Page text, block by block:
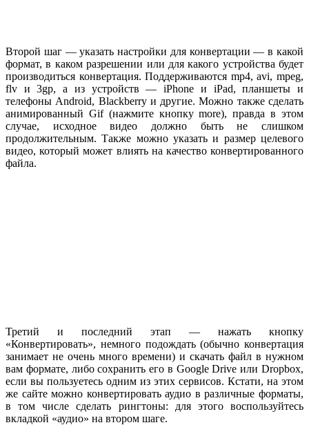
Второй шаг — указать настройки для конвертации — в какой
формат, в каком разрешении или для какого устройства будет
производиться конвертация. Поддерживаются mp4, avi, mpeg,
flv и 3gp, а из устройств — iPhone и iPad, планшеты и
телефоны Android, Blackberry и другие. Можно также сделать
анимированный Gif (нажмите кнопку more), правда в этом
случае, исходное видео должно быть не слишком
продолжительным. Также можно указать и размер целевого
видео, который может влиять на качество конвертированного
файла.
Третий и последний этап — нажать кнопку
«Конвертировать», немного подождать (обычно конвертация
занимает не очень много времени) и скачать файл в нужном
вам формате, либо сохранить его в Google Drive или Dropbox,
если вы пользуетесь одним из этих сервисов. Кстати, на этом
же сайте можно конвертировать аудио в различные форматы,
в том числе сделать рингтоны: для этого воспользуйтесь
вкладкой «аудио» на втором шаге.